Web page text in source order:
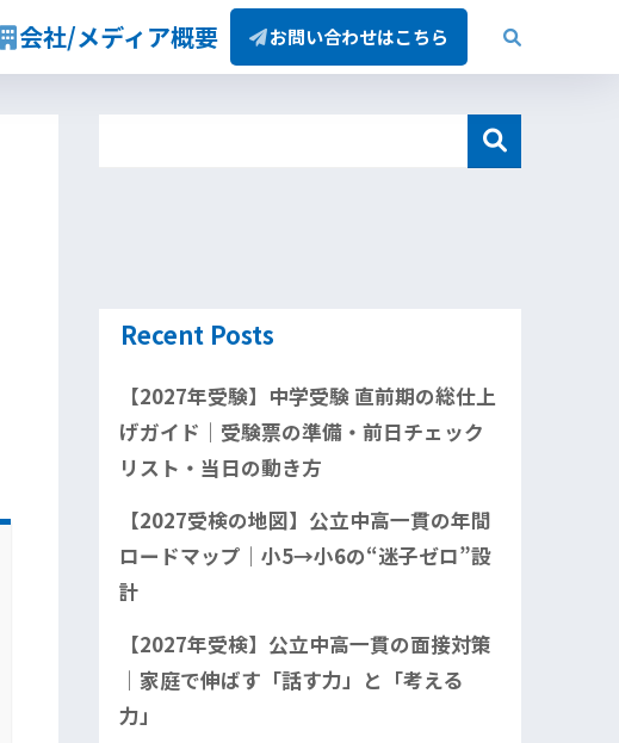
会社/メディア概要 お問い合わせはこちら
Recent Posts
【2027年受験】中学受験 直前期の総仕上
げガイド｜受験票の準備・前日チェック
リスト・当日の動き方
【2027受検の地図】公立中高一貫の年間
ロードマップ｜小5→小6の“迷子ゼロ”設
計
【2027年受検】公立中高一貫の面接対策
｜家庭で伸ばす「話す力」と「考える
力」